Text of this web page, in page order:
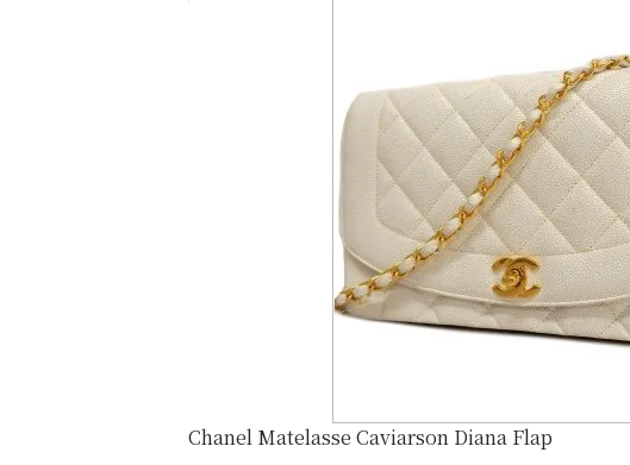
Chanel Matelasse Caviarson Diana Flap